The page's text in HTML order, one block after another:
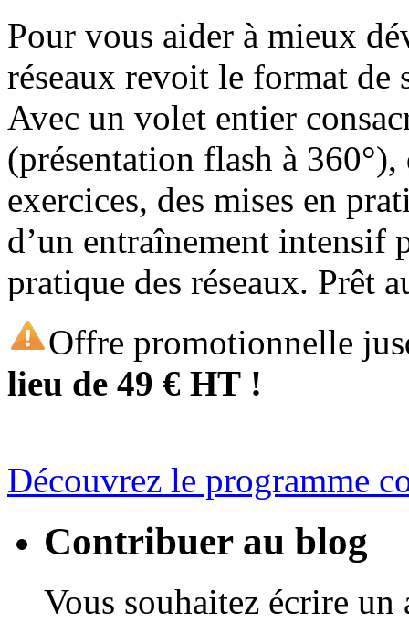
Pour vous aider à mieux
réseaux revoit le format de
Avec un volet entier
(présentation flash à 360°),
exercices, des mises en
d’un entraînement intensif
pratique des réseaux. Prêt
Offre promotionnelle
lieu de 49 € HT !
Découvrez le programme
Contribuer au blog
Vous souhaitez écrire